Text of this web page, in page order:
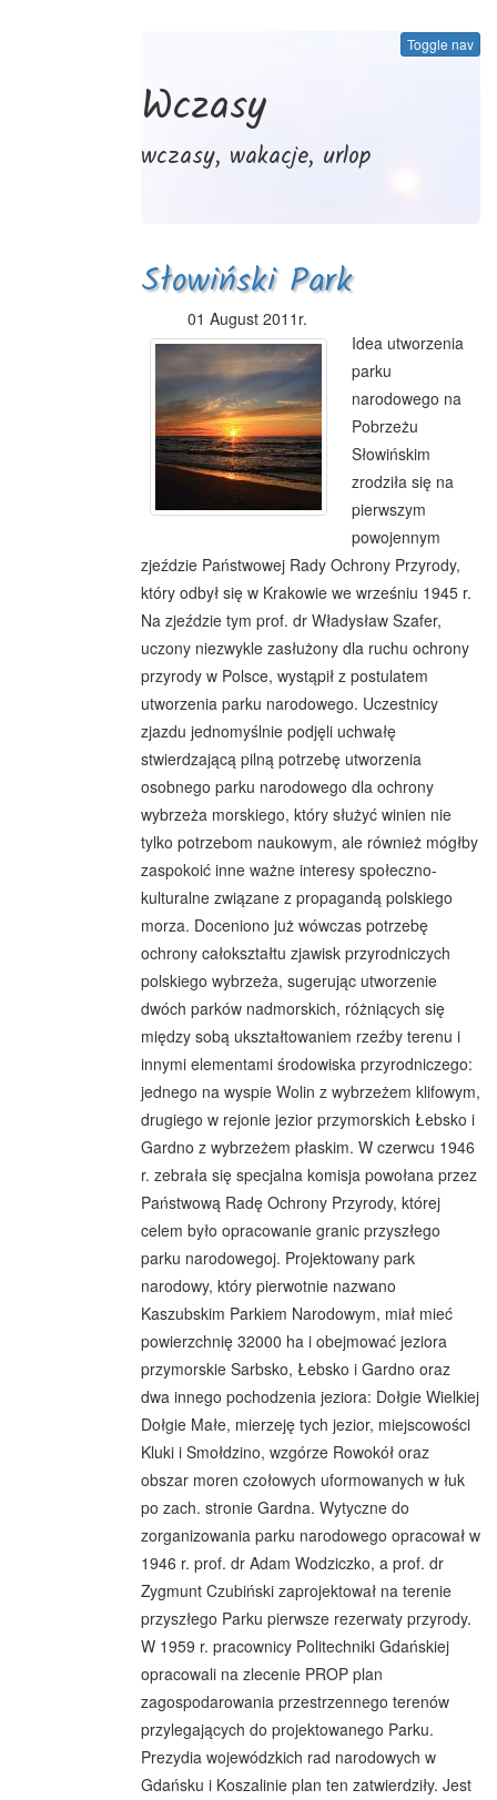
Toggle nav
Wczasy
wczasy, wakacje, urlop
Słowiński Park
Narodowy - zarys
historii utworzenia
01 August 2011r.
Idea utworzenia
parku
narodowego na
Pobrzeżu
Słowińskim
zrodziła się na
pierwszym
powojennym
zjeździe Państwowej Rady Ochrony Przyrody,
który odbył się w Krakowie we wrześniu 1945 r.
Na zjeździe tym prof. dr Władysław Szafer,
uczony niezwykle zasłużony dla ruchu ochrony
przyrody w Polsce, wystąpił z postulatem
utworzenia parku narodowego. Uczestnicy
zjazdu jednomyślnie podjęli uchwałę
stwierdzającą pilną potrzebę utworzenia
osobnego parku narodowego dla ochrony
wybrzeża morskiego, który służyć winien nie
tylko potrzebom naukowym, ale również mógłby
zaspokoić inne ważne interesy społeczno-
kulturalne związane z propagandą polskiego
morza. Doceniono już wówczas potrzebę
ochrony całokształtu zjawisk przyrodniczych
polskiego wybrzeża, sugerując utworzenie
dwóch parków nadmorskich, różniących się
między sobą ukształtowaniem rzeźby terenu i
innymi elementami środowiska przyrodniczego:
jednego na wyspie Wolin z wybrzeżem klifowym,
drugiego w rejonie jezior przymorskich Łebsko i
Gardno z wybrzeżem płaskim. W czerwcu 1946
r. zebrała się specjalna komisja powołana przez
Państwową Radę Ochrony Przyrody, której
celem było opracowanie granic przyszłego
parku narodowegoj. Projektowany park
narodowy, który pierwotnie nazwano
Kaszubskim Parkiem Narodowym, miał mieć
powierzchnię 32000 ha i obejmować jeziora
przymorskie Sarbsko, Łebsko i Gardno oraz
dwa innego pochodzenia jeziora: Dołgie Wielkiej
Dołgie Małe, mierzeję tych jezior, miejscowości
Kluki i Smołdzino, wzgórze Rowokół oraz
obszar moren czołowych uformowanych w łuk
po zach. stronie Gardna. Wytyczne do
zorganizowania parku narodowego opracował w
1946 r. prof. dr Adam Wodziczko, a prof. dr
Zygmunt Czubiński zaprojektował na terenie
przyszłego Parku pierwsze rezerwaty przyrody.
W 1959 r. pracownicy Politechniki Gdańskiej
opracowali na zlecenie PROP plan
zagospodarowania przestrzennego terenów
przylegających do projektowanego Parku.
Prezydia wojewódzkich rad narodowych w
Gdańsku i Koszalinie plan ten zatwierdziły. Jest